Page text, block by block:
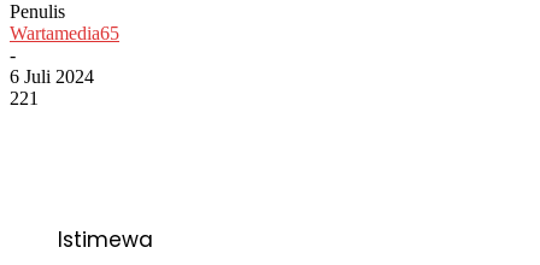
Penulis
Wartamedia65
-
6 Juli 2024
221
Istimewa